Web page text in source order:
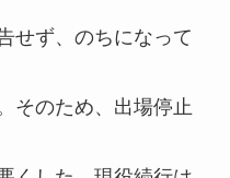
せず、のちになって
そのため、出場停止